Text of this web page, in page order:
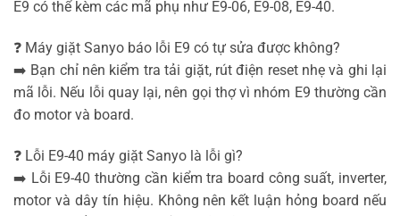
E9 có thể kèm các mã phụ như E9-06, E9-08, E9-40.
❓ Máy giặt Sanyo báo lỗi E9 có tự sửa được không?
➡️ Bạn chỉ nên kiểm tra tải giặt, rút điện reset nhẹ và ghi lại
mã lỗi. Nếu lỗi quay lại, nên gọi thợ vì nhóm E9 thường cần
đo motor và board.
❓ Lỗi E9-40 máy giặt Sanyo là lỗi gì?
➡️ Lỗi E9-40 thường cần kiểm tra board công suất, inverter,
motor và dây tín hiệu. Không nên kết luận hỏng board nếu